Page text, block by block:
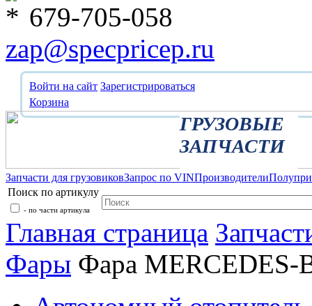
679-705-058
zap@specpricep.ru
Войти на сайт Зарегистрироваться
Корзина
ГРУЗОВЫЕ
ЗАПЧАСТИ
Запчасти для грузовиковЗапрос по VINПроизводители
Поиск по артикулу
- по части артикула
Главная страница
Фары Фара MERCEDES-